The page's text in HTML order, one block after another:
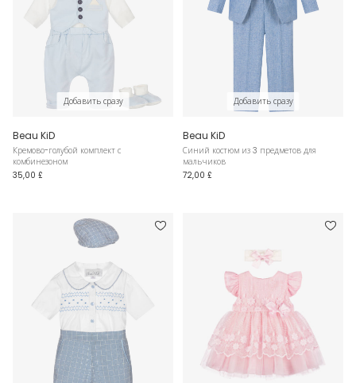
Добавить сразу
Beau KiD
Кремово-голубой комплект с
комбинезоном
35,00 £
Добавить сразу
Beau KiD
Синий костюм из 3 предметов для
мальчиков
72,00 £